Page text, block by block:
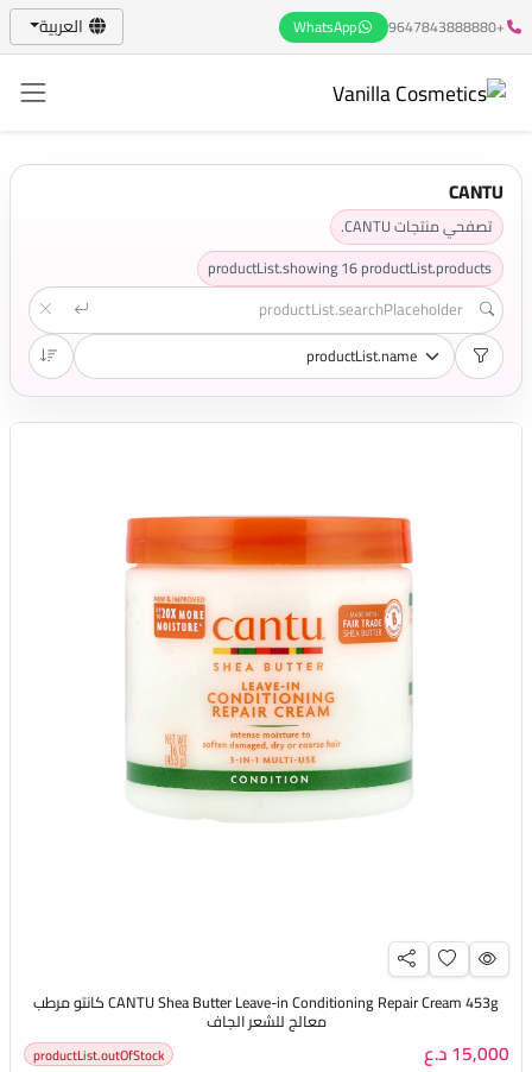
+9647843888880
WhatsApp العربية
CANTU
تصفحي منتجات CANTU.
productList.showing16productList.products
CANTU Shea Butter Leave-in Conditioning Repair Cream 453g كانتو مرطب
معالج للشعر الجاف
15,000 د.ع productList.outOfStock